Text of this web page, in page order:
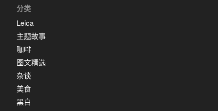
分类
Leica
主题故事
咖啡
图文精选
杂谈
美食
黑白